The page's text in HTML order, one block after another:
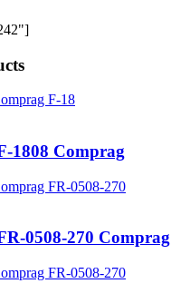
1808 Comprag
0508-270 Comprag